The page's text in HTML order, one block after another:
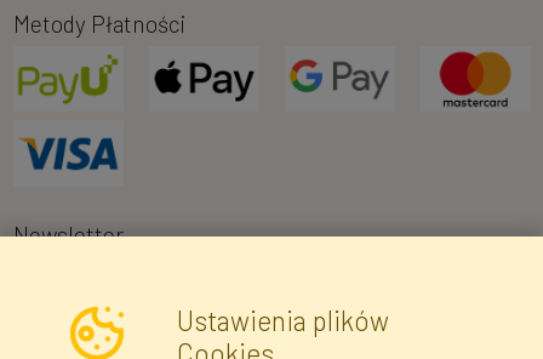
Metody Płatności
Newsletter
Wyrażam zgodę na przetwarzanie moich danych osobowych w celu
Ustawienia plików